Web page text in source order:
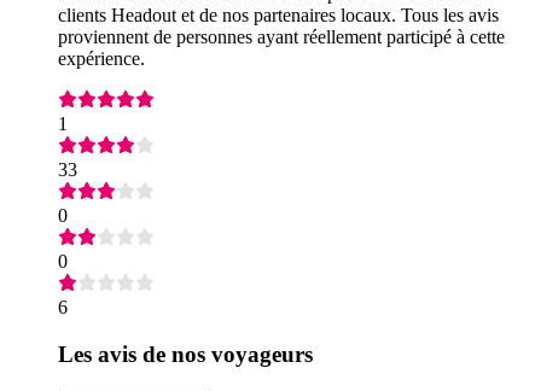
clients Headout et de nos partenaires locaux. Tous les avis
proviennent de personnes ayant réellement participé à cette
expérience.
1
33
0
0
6
Les avis de nos voyageurs